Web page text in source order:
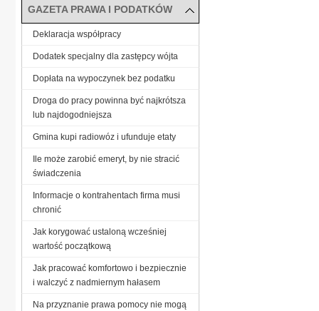
GAZETA PRAWA I PODATKÓW
Deklaracja współpracy
Dodatek specjalny dla zastępcy wójta
Dopłata na wypoczynek bez podatku
Droga do pracy powinna być najkrótsza
lub najdogodniejsza
Gmina kupi radiowóz i ufunduje etaty
Ile może zarobić emeryt, by nie stracić
świadczenia
Informacje o kontrahentach firma musi
chronić
Jak korygować ustaloną wcześniej
wartość początkową
Jak pracować komfortowo i bezpiecznie
i walczyć z nadmiernym hałasem
Na przyznanie prawa pomocy nie mogą